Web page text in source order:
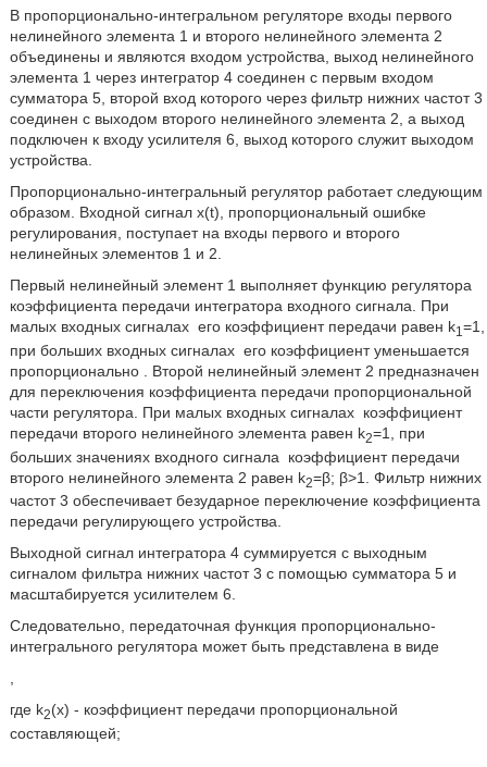
В пропорционально-интегральном регуляторе входы первого
нелинейного элемента 1 и второго нелинейного элемента 2
объединены и являются входом устройства, выход нелинейного
элемента 1 через интегратор 4 соединен с первым входом
сумматора 5, второй вход которого через фильтр нижних частот 3
соединен с выходом второго нелинейного элемента 2, а выход
подключен к входу усилителя 6, выход которого служит выходом
устройства.
Пропорционально-интегральный регулятор работает следующим
образом. Входной сигнал x(t), пропорциональный ошибке
регулирования, поступает на входы первого и второго
нелинейных элементов 1 и 2.
Первый нелинейный элемент 1 выполняет функцию регулятора
коэффициента передачи интегратора входного сигнала. При
малых входных сигналах его коэффициент передачи равен k1 =1,
при больших входных сигналах его коэффициент уменьшается
пропорционально
. Второй нелинейный элемент 2 предназначен
для переключения коэффициента передачи пропорциональной
части регулятора. При малых входных сигналах коэффициент
передачи второго нелинейного элемента равен k2=1, при
больших значениях входного сигнала
коэффициент передачи
второго нелинейного элемента 2 равен k2=β; β>1. Фильтр нижних
частот 3 обеспечивает безударное переключение коэффициента
передачи регулирующего устройства.
Выходной сигнал интегратора 4 суммируется с выходным
сигналом фильтра нижних частот 3 с помощью сумматора 5 и
масштабируется усилителем 6.
Следовательно, передаточная функция пропорционально-
интегрального регулятора может быть представлена в виде
,
где k2(х) - коэффициент передачи пропорциональной
составляющей;